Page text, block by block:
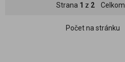
Strana 1 z 2 Celkom
Počet na stránku